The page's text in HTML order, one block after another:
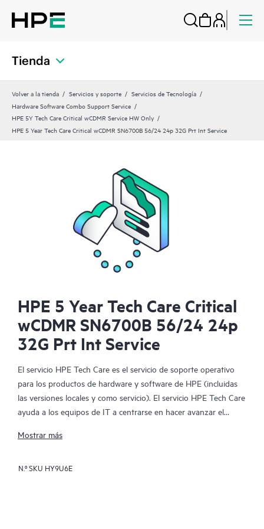
Tienda
Volver a la tienda Servicios y soporte
Servicios de Tecnología
Hardware Software Combo Support Service
HPE 5Y Tech Care Critical wCDMR Service HW Only
HPE 5 Year Tech Care Critical wCDMR SN6700B 56/24 24p 32G Prt Int Service
HPE 5 Year Tech Care Critical
wCDMR SN6700B 56/24 24p
32G Prt Int Service
El servicio HPE Tech Care es el servicio de soporte operativo
para los productos de hardware y software de HPE (incluidas
las versiones locales y como servicio). El servicio HPE Tech Care
ayuda a los equipos de IT a centrarse en hacer avanzar el
las cosas, en lugar de tener que dedicarse tan solo a reaccionar
Mostrar más
N.º SKU HY9U6E